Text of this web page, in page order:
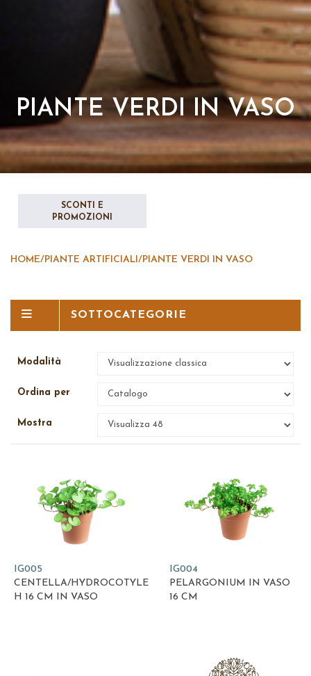
PIANTE VERDI IN VASO
SCONTI E
PROMOZIONI
HOME/PIANTE ARTIFICIALI /PIANTE VERDI IN VASO
SOTTOCATEGORIE
Modalità
Ordina per
Mostra
IG005
CENTELLA/HYDROCOTYLE
H 16 CM IN VASO
IG004
PELARGONIUM IN VASO
16 CM